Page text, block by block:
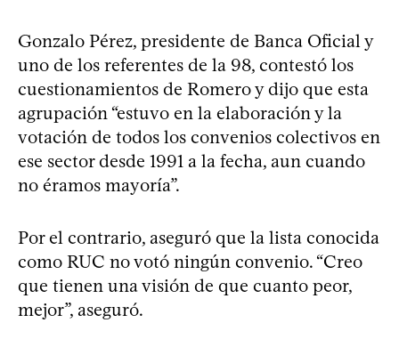
Gonzalo Pérez, presidente de Banca Oficial y
uno de los referentes de la 98, contestó los
cuestionamientos de Romero y dijo que esta
agrupación “estuvo en la elaboración y la
votación de todos los convenios colectivos en
ese sector desde 1991 a la fecha, aun cuando
no éramos mayoría”.
Por el contrario, aseguró que la lista conocida
como RUC no votó ningún convenio. “Creo
que tienen una visión de que cuanto peor,
mejor”, aseguró.